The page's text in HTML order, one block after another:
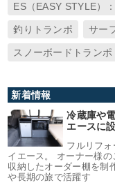
ES（EASY STYLE）
釣りトランポ サー
スノーボードトランポ
新着情報
冷蔵庫や
エースに
フルリフ
イエース。 オーナー様
収納したオーダー棚を制
や長期の旅で活躍す